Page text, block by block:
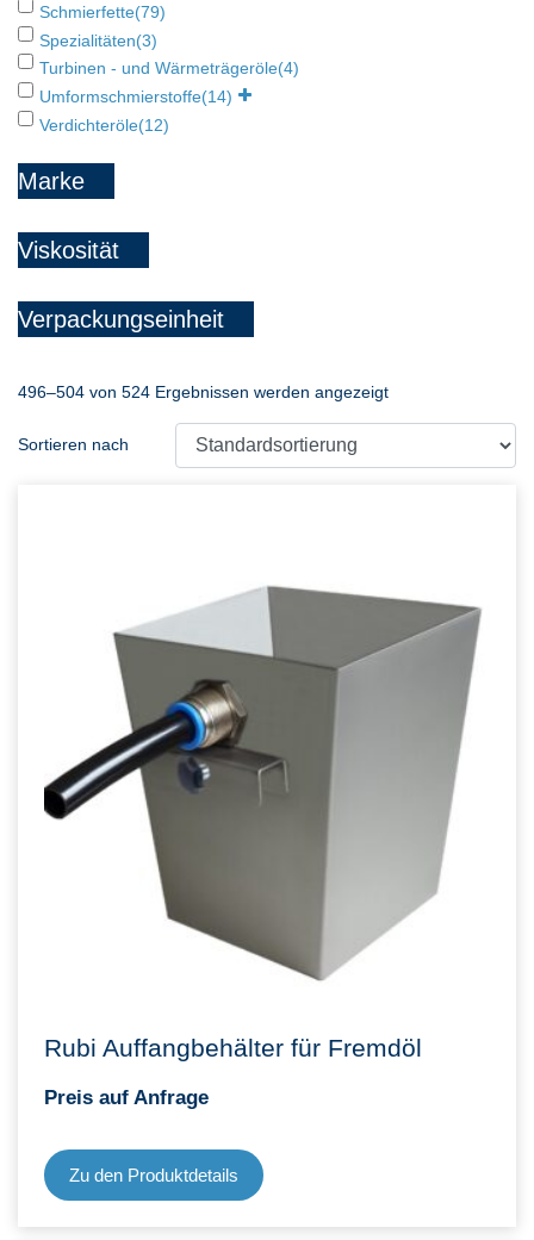
Schmierfette(79)
Spezialitäten(3)
Turbinen - und Wärmeträgeröle(4)
Umformschmierstoffe(14)
Verdichteröle(12)
Marke
Viskosität
Verpackungseinheit
496–504 von 524 Ergebnissen werden angezeigt
Rubi Auffangbehälter für Fremdöl
Preis auf Anfrage
Zu den Produktdetails